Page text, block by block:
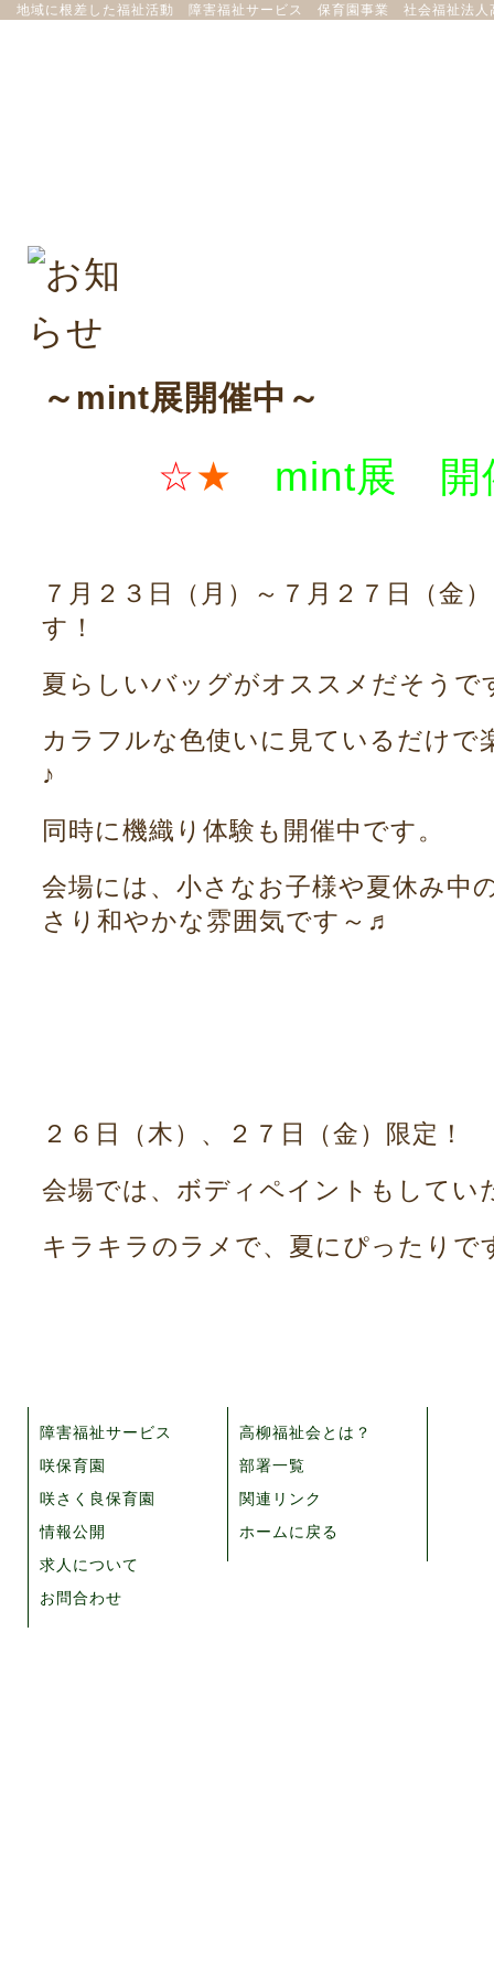
地域に根差した福祉活動 障害福祉サービス 保育園事業 社会福祉法人
～mint展開催中～
☆★ mint展 開
７月２３日（月）～７月２７日（金
す！
夏らしいバッグがオススメだそう
カラフルな色使いに見ているだけで
♪
同時に機織り体験も開催中です。
会場には、小さなお子様や夏休み中
さり和やかな雰囲気です～♬
２６日（木）、２７日（金）限定！
会場では、ボディペイントもしてい
キラキラのラメで、夏にぴったりで
障害福祉サービス
咲保育園
咲さく良保育園
情報公開
求人について
お問合わせ
高柳福祉会とは？
部署一覧
関連リンク
ホームに戻る